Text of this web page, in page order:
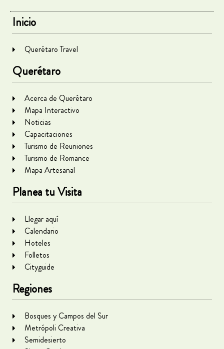
Inicio
Querétaro Travel
Querétaro
Acerca de Querétaro
Mapa Interactivo
Noticias
Capacitaciones
Turismo de Reuniones
Turismo de Romance
Mapa Artesanal
Planea tu Visita
Llegar aquí
Calendario
Hoteles
Folletos
Cityguide
Regiones
Bosques y Campos del Sur
Metrópoli Creativa
Semidesierto